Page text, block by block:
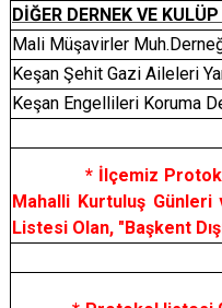
DİĞER DERNEK VE
Mali Müşavirler
Keşan Şehit Gazi Aileleri
Keşan Engellileri Koruma
* İlçemiz Protokol
Mahalli Kurtuluş Günleri
Listesi Olan, "Başkent